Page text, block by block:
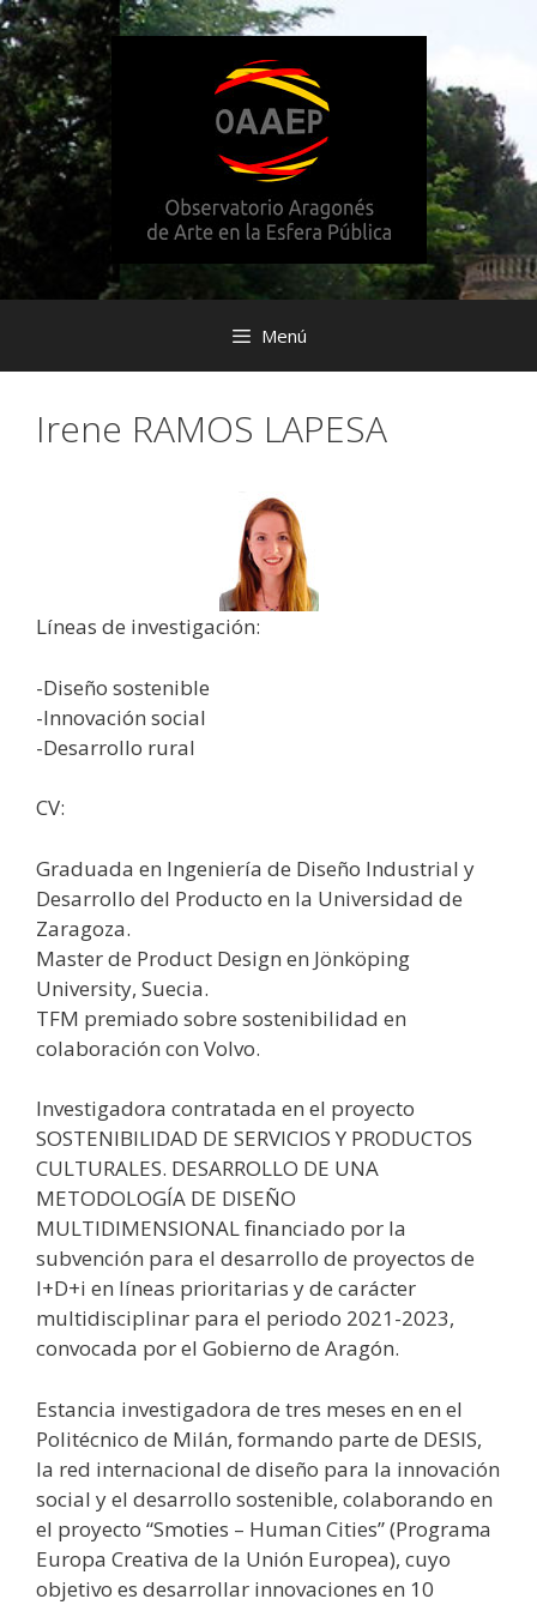
Saltar
al
contenido
Menú
Irene RAMOS LAPESA
Líneas de investigación:
-Diseño sostenible
-Innovación social
-Desarrollo rural
CV:
Graduada en Ingeniería de Diseño Industrial y
Desarrollo del Producto en la Universidad de
Zaragoza.
Master de Product Design en Jönköping
University, Suecia.
TFM premiado sobre sostenibilidad en
colaboración con Volvo.
Investigadora contratada en el proyecto
SOSTENIBILIDAD DE SERVICIOS Y PRODUCTOS
CULTURALES. DESARROLLO DE UNA
METODOLOGÍA DE DISEÑO
MULTIDIMENSIONAL financiado por la
subvención para el desarrollo de proyectos de
I+D+i en líneas prioritarias y de carácter
multidisciplinar para el periodo 2021-2023,
convocada por el Gobierno de Aragón.
Estancia investigadora de tres meses en en el
Politécnico de Milán, formando parte de DESIS,
la red internacional de diseño para la innovación
social y el desarrollo sostenible, colaborando en
el proyecto “Smoties – Human Cities” (Programa
Europa Creativa de la Unión Europea), cuyo
objetivo es desarrollar innovaciones en 10